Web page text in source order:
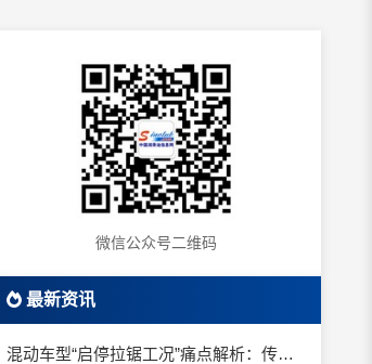
微信公众号二维码
最新资讯
混动车型“启停拉锯工况”痛点解析：传统机油为何频繁出现油泥堆积？